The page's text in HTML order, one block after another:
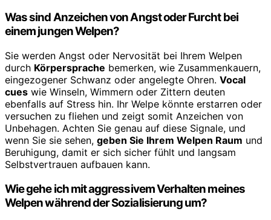
Was sind Anzeichen von Angst oder Furcht bei
einem jungen Welpen?
Sie werden Angst oder Nervosität bei Ihrem Welpen
durch Körpersprache bemerken, wie Zusammenkauern,
eingezogener Schwanz oder angelegte Ohren. Vocal
cues wie Winseln, Wimmern oder Zittern deuten
ebenfalls auf Stress hin. Ihr Welpe könnte erstarren oder
versuchen zu fliehen und zeigt somit Anzeichen von
Unbehagen. Achten Sie genau auf diese Signale, und
wenn Sie sie sehen, geben Sie Ihrem Welpen Raum und
Beruhigung, damit er sich sicher fühlt und langsam
Selbstvertrauen aufbauen kann.
Wie gehe ich mit aggressivem Verhalten meines
Welpen während der Sozialisierung um?